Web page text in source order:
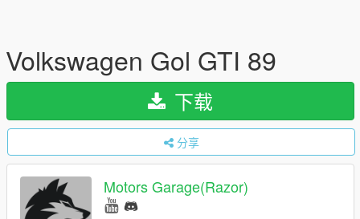
Volkswagen Gol GTI 89
下载
分享
Motors Garage(Razor)